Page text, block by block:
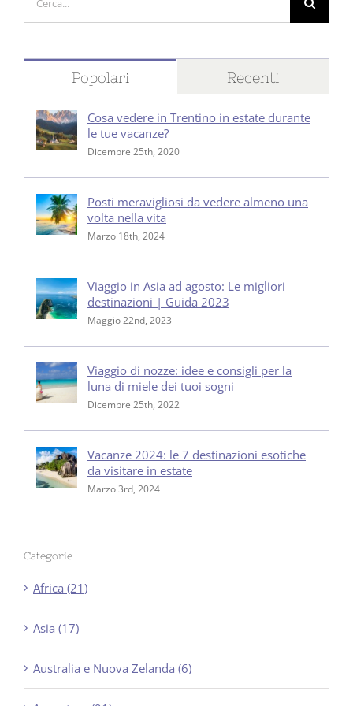
per:
Popolari Recenti
Cosa vedere in Trentino in estate durante
le tue vacanze?
Dicembre 25th, 2020
Posti meravigliosi da vedere almeno una
volta nella vita
Marzo 18th, 2024
Viaggio in Asia ad agosto: Le migliori
destinazioni | Guida 2023
Maggio 22nd, 2023
Viaggio di nozze: idee e consigli per la
luna di miele dei tuoi sogni
Dicembre 25th, 2022
Vacanze 2024: le 7 destinazioni esotiche
da visitare in estate
Marzo 3rd, 2024
Categorie
Africa (21)
Asia (17)
Australia e Nuova Zelanda (6)